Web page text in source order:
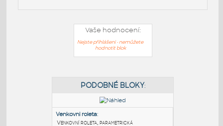
Vaše hodnocení:
Nejste přihlášeni - nemůžete
hodnotit blok